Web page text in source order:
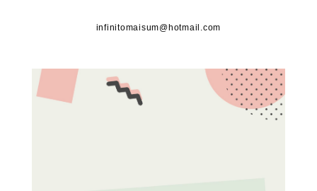
infinitomaisum@hotmail.com